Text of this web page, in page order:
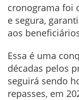
cronograma foi
e segura,
aos
Essa é uma
décadas pelos
seguirá sendo
repasses, em